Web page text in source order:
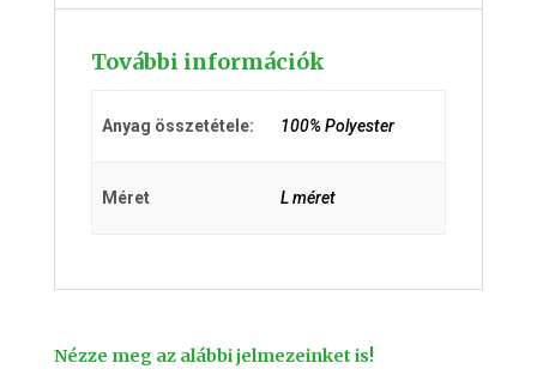
További információk
Anyag összetétele: 100% Polyester
Méret L méret
Nézze meg az alábbi jelmezeinket is!